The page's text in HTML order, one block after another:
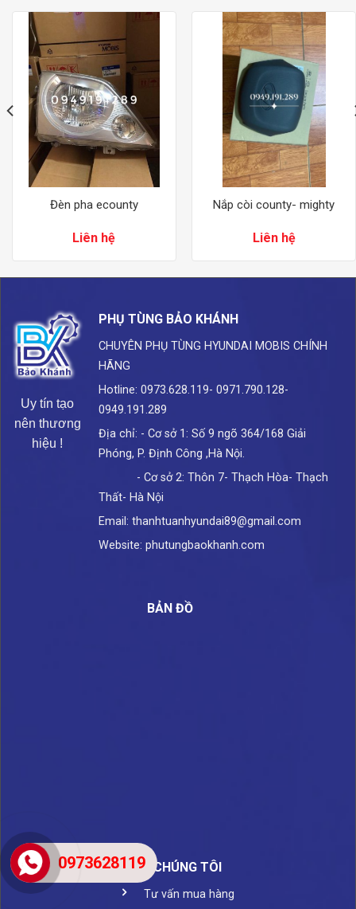
Đèn pha ecounty
Liên hệ
Nắp còi county- mighty
Liên hệ
Uy tín tạo
nên thương
hiệu !
PHỤ TÙNG BẢO KHÁNH
CHUYÊN PHỤ TÙNG HYUNDAI MOBIS CHÍNH
HÃNG
Hotline: 0973.628.119- 0971.790.128-
0949.191.289
Địa chỉ: - Cơ sở 1: Số 9 ngõ 364/168 Giải
Phóng, P. Định Công ,Hà Nội.
- Cơ sở 2: Thôn 7- Thạch Hòa- Thạch
Thất- Hà Nội
Email: thanhtuanhyundai89@gmail.com
Website: phutungbaokhanh.com
BẢN ĐỒ
VỀ CHÚNG TÔI
Tư vấn mua hàng
0973628119